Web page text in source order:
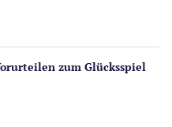
zum Glücksspiel